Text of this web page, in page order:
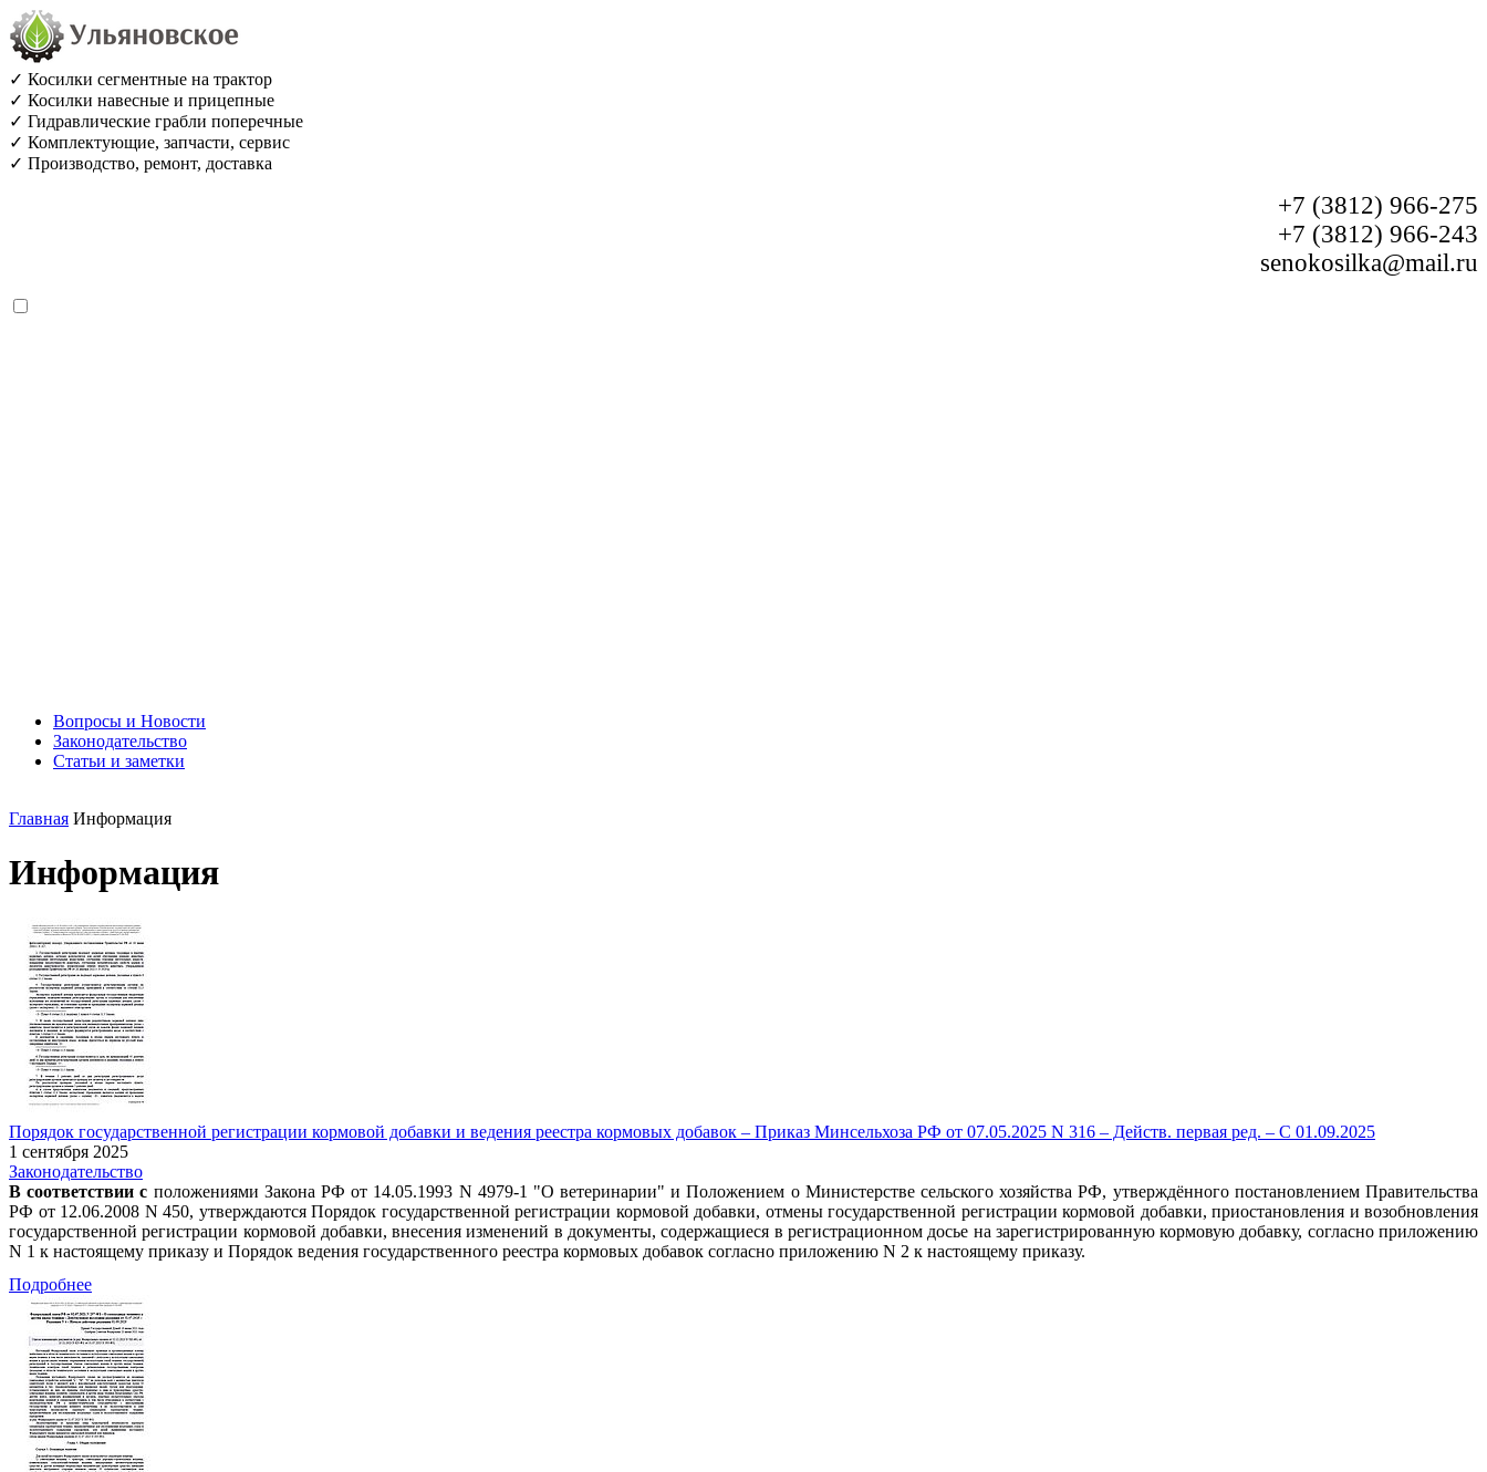
✓ Косилки сегментные на трактор
✓ Косилки навесные и прицепные
✓ Гидравлические грабли поперечные
✓ Комплектующие, запчасти, сервис
✓ Производство, ремонт, доставка
+7 (3812) 966-275
+7 (3812) 966-243
senokosilka@mail.ru
Вопросы и Новости
Законодательство
Статьи и заметки
Главная Информация
Информация
Порядок государственной регистрации кормовой добавки и ведения реестра кормовых добавок – Приказ Минсельхоза РФ от 07.05.2025 N 316 – Действ. первая ред. – С 01.09.2025
1 сентября 2025
Законодательство
В соответствии с положениями Закона РФ от 14.05.1993 N 4979-1 "О ветеринарии" и Положением о Министерстве сельского хозяйства РФ, утверждённого постановлением Правительства
РФ от 12.06.2008 N 450, утверждаются Порядок государственной регистрации кормовой добавки, отмены государственной регистрации кормовой добавки, приостановления и возобновления
государственной регистрации кормовой добавки, внесения изменений в документы, содержащиеся в регистрационном досье на зарегистрированную кормовую добавку, согласно приложению
N 1 к настоящему приказу и Порядок ведения государственного реестра кормовых добавок согласно приложению N 2 к настоящему приказу.
Подробнее